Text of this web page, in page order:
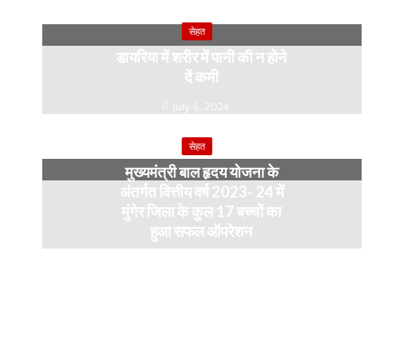
सेहत
डायरिया में शरीर में पानी की न होने
दें कमी
July 6, 2024
सेहत
मुख्यमंत्री बाल हृदय योजना के
अंतर्गत वित्तीय वर्ष 2023- 24 में
मुंगेर जिला के कुल 17 बच्चों का
हुआ सफल ऑपरेशन